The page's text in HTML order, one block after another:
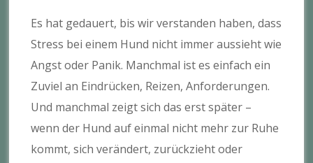
Es hat gedauert, bis wir verstanden haben, dass
Stress bei einem Hund nicht immer aussieht wie
Angst oder Panik. Manchmal ist es einfach ein
Zuviel an Eindrücken, Reizen, Anforderungen.
Und manchmal zeigt sich das erst später –
wenn der Hund auf einmal nicht mehr zur Ruhe
kommt, sich verändert, zurückzieht oder